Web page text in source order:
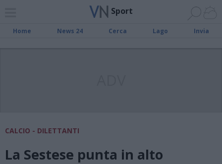
Sport
Home News 24 Cerca Lago Invia
CALCIO - DILETTANTI
La Sestese punta in alto